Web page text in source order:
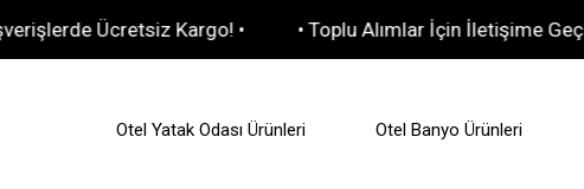
Ücretsiz Kargo! • • Toplu Alımlar İçin İletişime Geçiniz
Otel Yatak Odası Ürünleri Otel Banyo Ürünleri